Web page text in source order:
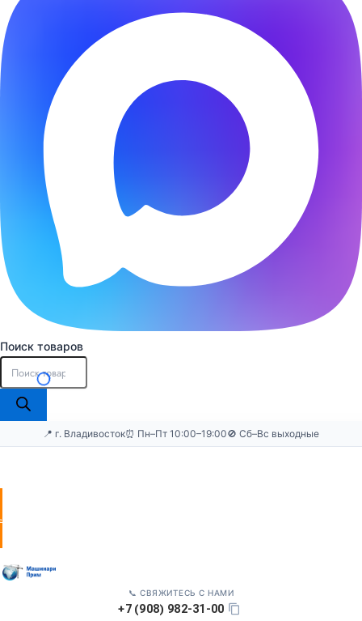
Поиск товаров
📍 г. Владивосток⏰ Пн–Пт 10:00–19:00🚫 Сб–Вс выходные
заявку
📞 СВЯЖИТЕСЬ С НАМИ
+7 (908) 982-31-00